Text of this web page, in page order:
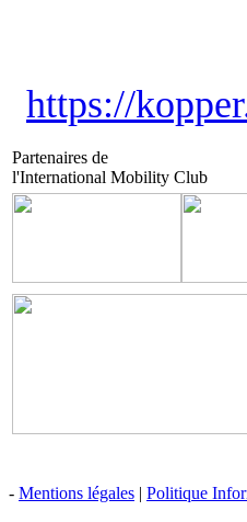
https://
Partenaires de
l'International Mobility Club
- Mentions légales | Politique